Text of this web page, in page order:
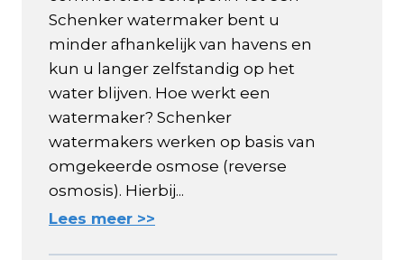
Schenker watermaker bent u
minder afhankelijk van havens en
kun u langer zelfstandig op het
water blijven. Hoe werkt een
watermaker? Schenker
watermakers werken op basis van
omgekeerde osmose (reverse
osmosis). Hierbij...
Lees meer >>